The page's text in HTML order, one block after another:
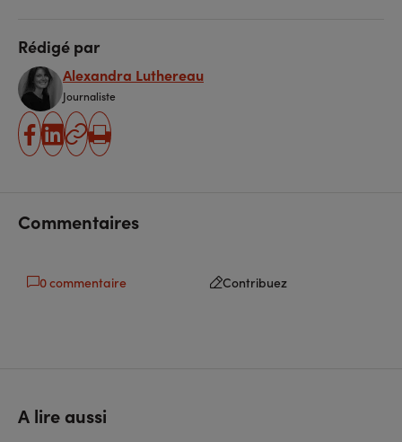
Rédigé par
Alexandra Luthereau
Journaliste
partager
partager
Copier
Imprimer
Commentaires
0 commentaire Contribuez
A lire aussi